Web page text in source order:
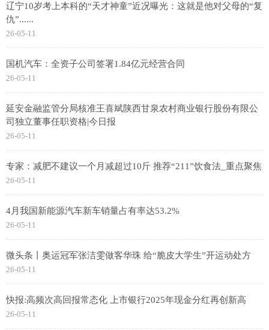
辽宁10岁考上本科的“天才神童”近况曝光：这就是他对父母的“复
仇”......
26-05-11
国机汽车：全资子公司签署1.84亿元经营合同
26-05-11
延安金融监管分局核准王喜斌陕西甘泉农村商业银行股份有限公
司独立董事任职资格|今日报
26-05-11
专家：减肥不建议一个月减超过10斤 推荐“211”饮食法_重点聚焦
26-05-11
4月我国新能源汽车新车销量占有率达53.2%
26-05-11
微头条丨奥运冠军张洁雯做客华珠 给“脆皮大学生”开运动处方
26-05-11
快报:高频次高回报常态化 上市银行2025年现金分红再创新高
26-05-11